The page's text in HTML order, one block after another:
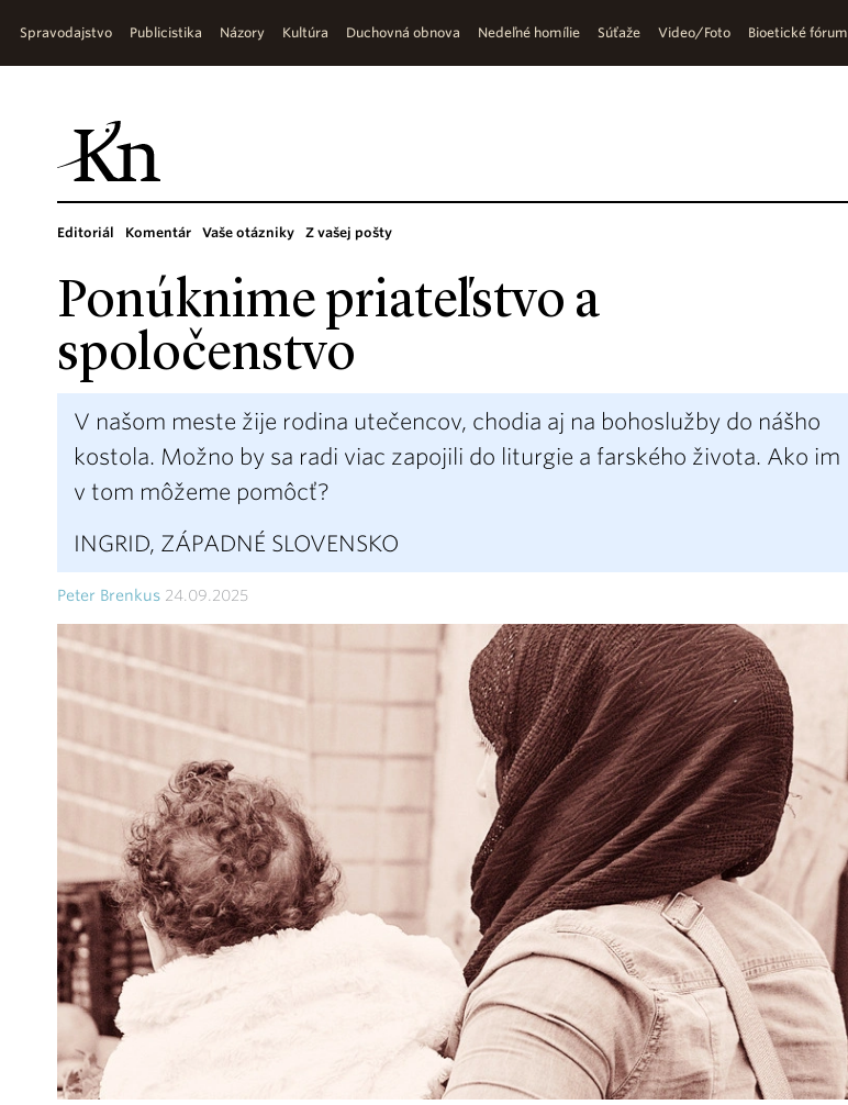
Spravodajstvo Publicistika Názory Kultúra Duchovná obnova Nedeľné homílie Súťaže Video/Foto Bioetické fórum
Editoriál Komentár Vaše otázniky Z vašej pošty
Ponúknime priateľstvo a
spoločenstvo
V našom meste žije rodina utečencov, chodia aj na bohoslužby do nášho
kostola. Možno by sa radi viac zapojili do liturgie a farského života. Ako im
v tom môžeme pomôcť?
INGRID, ZÁPADNÉ SLOVENSKO
Peter Brenkus 24.09.2025